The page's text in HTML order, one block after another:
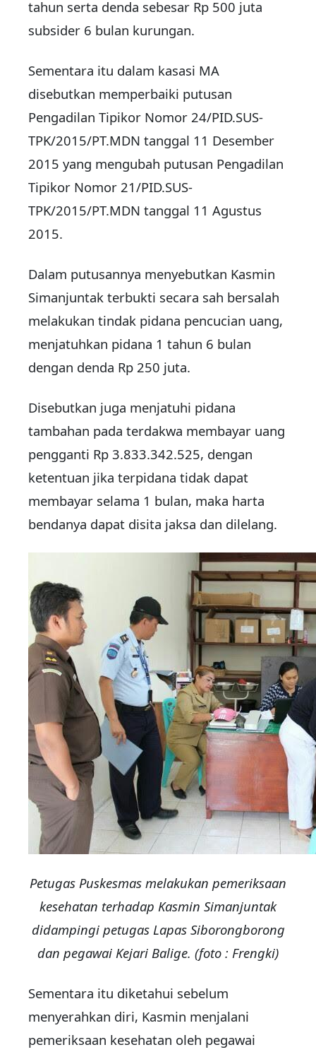
tahun serta denda sebesar Rp 500 juta
subsider 6 bulan kurungan.
Sementara itu dalam kasasi MA
disebutkan memperbaiki putusan
Pengadilan Tipikor Nomor 24/PID.SUS-
TPK/2015/PT.MDN tanggal 11 Desember
2015 yang mengubah putusan Pengadilan
Tipikor Nomor 21/PID.SUS-
TPK/2015/PT.MDN tanggal 11 Agustus
2015.
Dalam putusannya menyebutkan Kasmin
Simanjuntak terbukti secara sah bersalah
melakukan tindak pidana pencucian uang,
menjatuhkan pidana 1 tahun 6 bulan
dengan denda Rp 250 juta.
Disebutkan juga menjatuhi pidana
tambahan pada terdakwa membayar uang
pengganti Rp 3.833.342.525, dengan
ketentuan jika terpidana tidak dapat
membayar selama 1 bulan, maka harta
bendanya dapat disita jaksa dan dilelang.
Petugas Puskesmas melakukan pemeriksaan
kesehatan terhadap Kasmin Simanjuntak
didampingi petugas Lapas Siborongborong
dan pegawai Kejari Balige. (foto : Frengki)
Sementara itu diketahui sebelum
menyerahkan diri, Kasmin menjalani
pemeriksaan kesehatan oleh pegawai